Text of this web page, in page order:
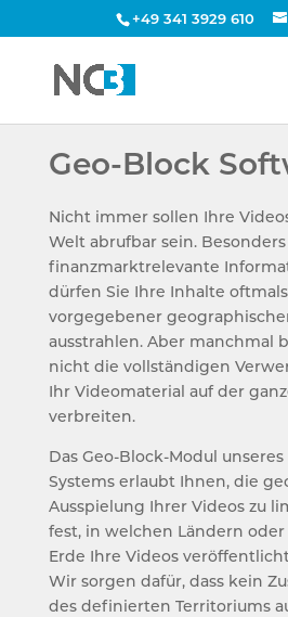
+49 341 3929 610
Geo-Block
Nicht immer sollen Ihre
Welt abrufbar sein.
finanzmarktrelevante
dürfen Sie Ihre Inhalte
vorgegebener
ausstrahlen. Aber manchmal
nicht die vollständigen
Ihr Videomaterial auf der
verbreiten.
Das Geo-Block-Modul unseres
Systems erlaubt Ihnen, die
Ausspielung Ihrer Videos zu
fest, in welchen Ländern
Erde Ihre Videos
Wir sorgen dafür, dass kein
des definierten Territoriums